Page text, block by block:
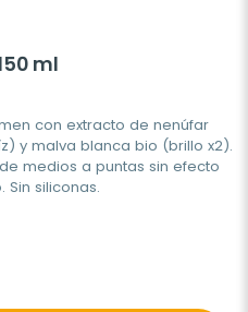
ml
con extracto de nenúfar
y malva blanca bio (brillo x2).
medios a puntas sin efecto
siliconas.